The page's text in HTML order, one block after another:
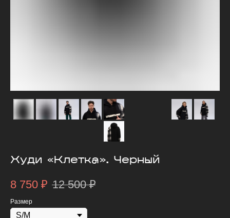
Худи «Клетка». Черный
8 750 ₽ 12 500 ₽
Размер